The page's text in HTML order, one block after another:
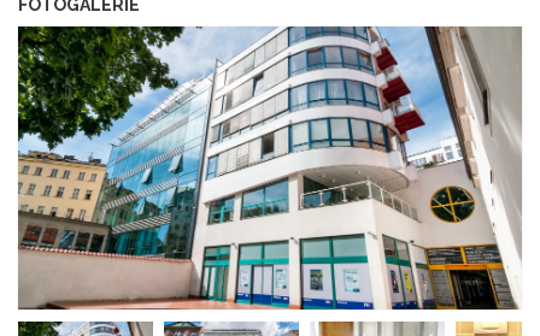
FOTOGALERIE